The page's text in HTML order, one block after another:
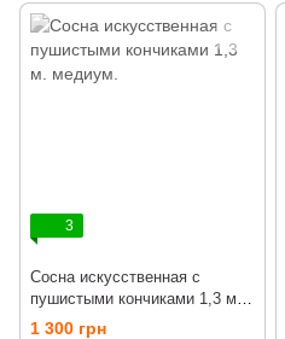
3
Сосна искусственная с
пушистыми кончиками 1,3 м.
медиум.
1 300 грн